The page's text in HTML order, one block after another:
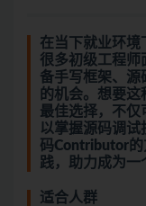
在当下就业环境
很多初级工程师
备手写框架、源
的机会。想要
最佳选择，不仅
以掌握源码调
码Contributor
践，助力成为一
适合人群